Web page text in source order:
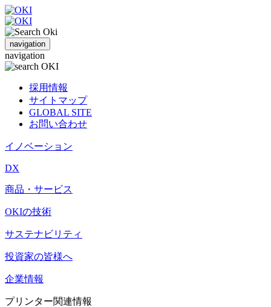
navigation
navigation
採用情報
サイトマップ
GLOBAL SITE
お問い合わせ
イノベーション
DX
商品・サービス
OKIの技術
サステナビリティ
投資家の皆様へ
企業情報
プリンター関連情報